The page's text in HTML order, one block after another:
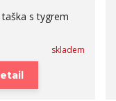
s tygrem
skladem